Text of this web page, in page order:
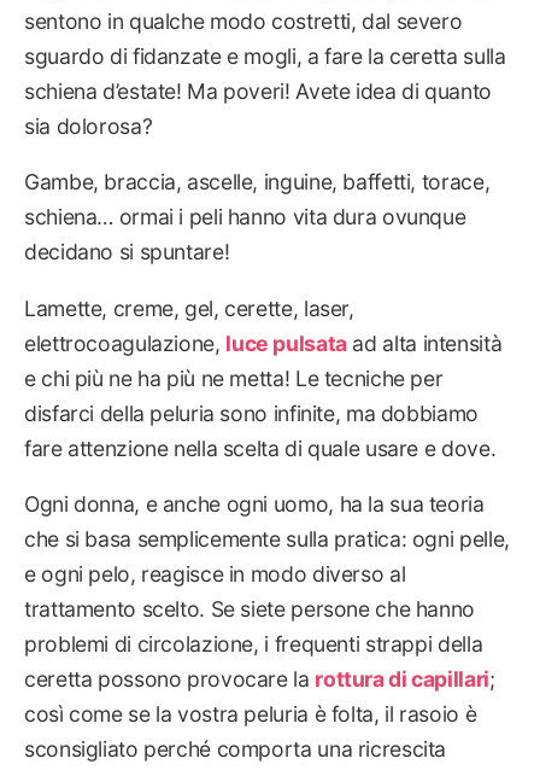
sentono in qualche modo costretti, dal severo
sguardo di fidanzate e mogli, a fare la ceretta sulla
schiena d’estate! Ma poveri! Avete idea di quanto
sia dolorosa?
Gambe, braccia, ascelle, inguine, baffetti, torace,
schiena… ormai i peli hanno vita dura ovunque
decidano si spuntare!
Lamette, creme, gel, cerette, laser,
elettrocoagulazione, luce pulsataad alta intensità
e chi più ne ha più ne metta! Le tecniche per
disfarci della peluria sono infinite, ma dobbiamo
fare attenzione nella scelta di quale usare e dove.
Ogni donna, e anche ogni uomo, ha la sua teoria
che si basa semplicemente sulla pratica: ogni pelle,
e ogni pelo, reagisce in modo diverso al
trattamento scelto. Se siete persone che hanno
problemi di circolazione, i frequenti strappi della
ceretta possono provocare la rottura di capillari;
così come se la vostra peluria è folta, il rasoio è
sconsigliato perché comporta una ricrescita